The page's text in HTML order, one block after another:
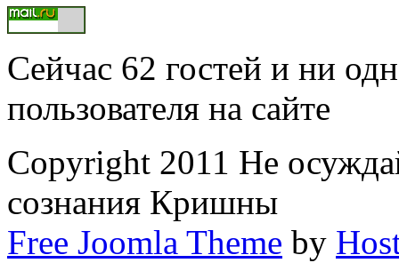
Сейчас 62 гостей и ни
пользователя на сайте
Copyright 2011 Не
сознания Кришны
Free Joomla Theme by